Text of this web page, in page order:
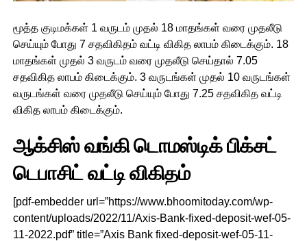
மூத்த குடிமக்கள் 1 வருடம் முதல் 18 மாதங்கள் வரை முதலீடு
செய்யும் போது 7 சதவிகிதம் வட்டி விகித லாபம் கிடைக்கும். 18
மாதங்கள் முதல் 3 வருடம் வரை முதலீடு செய்தால் 7.05
சதவிகித லாபம் கிடைக்கும். 3 வருடங்கள் முதல் 10 வருடங்கள்
வருடங்கள் வரை முதலீடு செய்யும் போது 7.25 சதவிகித வட்டி
விகித லாபம் கிடைக்கும்.
ஆக்சிஸ் வங்கி டொமஸ்டிக் பிக்சட்
டெபாசிட் வட்டி விகிதம்
[pdf-embedder url=”https://www.bhoomitoday.com/wp-
content/uploads/2022/11/Axis-Bank-fixed-deposit-wef-05-
11-2022.pdf” title=”Axis Bank fixed-deposit-wef-05-11-